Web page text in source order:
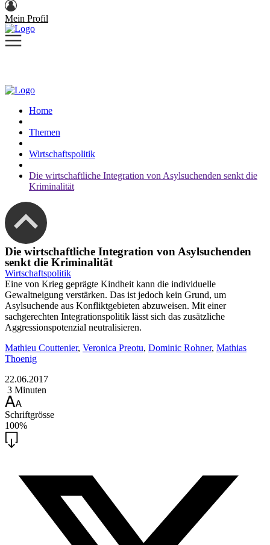
Mein Profil
Home
Themen
Wirtschaftspolitik
Die wirtschaftliche Integration von Asylsuchenden senkt die
Kriminalität
Die wirtschaftliche Integration von Asylsuchenden
senkt die Kriminalität
Wirtschaftspolitik
Eine von Krieg geprägte Kindheit kann die individuelle
Gewaltneigung verstärken. Das ist jedoch kein Grund, um
Asylsuchende aus Konfliktgebieten abzuweisen. Mit einer
sachgerechten Integrationspolitik lässt sich das zusätzliche
Aggressionspotenzial neutralisieren.
Mathieu Couttenier, Veronica Preotu, Dominic Rohner, Mathias
Thoenig
22.06.2017
3 Minuten
Schriftgrösse
100%